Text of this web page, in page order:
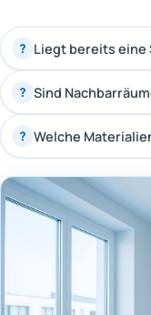
? Liegt bereits eine
? Sind
? Welche